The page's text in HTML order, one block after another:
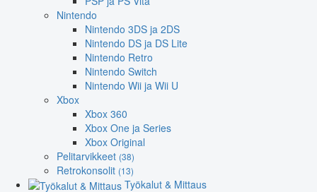
Nintendo
Nintendo 3DS ja 2DS
Nintendo DS ja DS Lite
Nintendo Retro
Nintendo Switch
Nintendo Wii ja Wii U
Xbox
Xbox 360
Xbox One ja Series
Xbox Original
Pelitarvikkeet (38)
Retrokonsolit (13)
Työkalut & Mittaus